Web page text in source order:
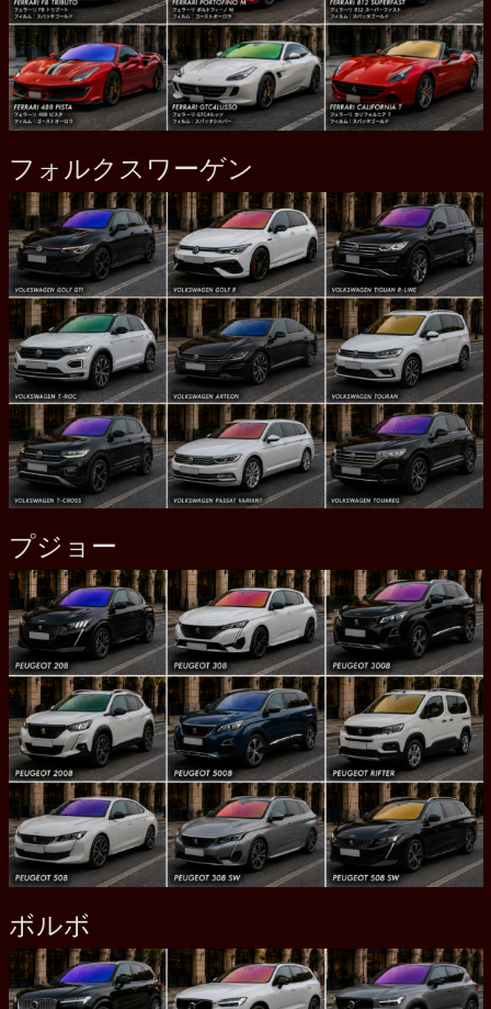
フォルクスワーゲン
プジョー
ボルボ